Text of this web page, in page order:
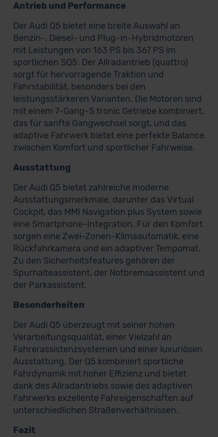
Antrieb und Performance
Der Audi Q5 bietet eine breite Auswahl an
Benzin-, Diesel- und Plug-in-Hybridmotoren
mit Leistungen von 163 PS bis 367 PS im
sportlichen SQ5. Der Allradantrieb (quattro)
sorgt für hervorragende Traktion und
Fahrstabilität, besonders bei den
leistungsstärkeren Varianten. Die Motoren sind
mit einem 7-Gang-S tronic Getriebe kombiniert,
das für sanfte Gangwechsel sorgt, und das
adaptive Fahrwerk bietet eine perfekte Balance
zwischen Komfort und sportlicher Fahrweise.
Ausstattung
Der Audi Q5 bietet zahlreiche moderne
Ausstattungsmerkmale, darunter das Virtual
Cockpit, das MMI Navigation plus System sowie
eine Smartphone-Integration. Für den Komfort
sorgen eine Zwei-Zonen-Klimaautomatik, eine
Rückfahrkamera und ein adaptiver Tempomat.
Zu den Sicherheitsfeatures gehören der
Spurhalteassistent, der Notbremsassistent und
der Parkassistent.
Besonderheiten
Der Audi Q5 überzeugt mit seiner hohen
Verarbeitungsqualität, einer Vielzahl an
Fahrerassistenzsystemen und einer luxuriösen
Ausstattung. Der Q5 kombiniert sportliche
Fahrdynamik mit hoher Effizienz und bietet
dank des Allradantriebs sowie des adaptiven
Fahrwerks exzellente Fahreigenschaften auf
unterschiedlichen Straßenverhältnissen.
Fazit